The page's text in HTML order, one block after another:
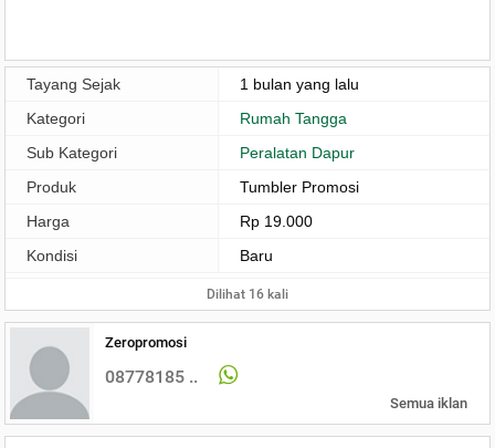
Tayang Sejak
1 bulan yang lalu
Kategori
Rumah Tangga
Sub Kategori
Peralatan Dapur
Produk
Tumbler Promosi
Harga
Rp 19.000
Kondisi
Baru
Dilihat 16 kali
Zeropromosi
08778185 ..
Semua iklan